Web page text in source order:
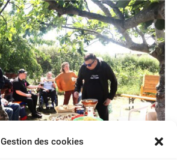
Gestion des cookies